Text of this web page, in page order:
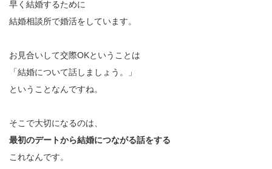
早く結婚するために
結婚相談所で婚活をしています。
お見合いして交際OKということは
「結婚について話しましょう。」
ということなんですね。
そこで大切になるのは、
最初のデートから結婚につながる話をする
これなんです。